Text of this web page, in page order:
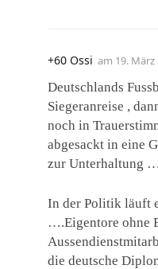
+60 Ossi am 19. März
Deutschlands
Siegeranreise ,
noch in
abgesackt in eine
zur Unterhaltung
In der Politik läuft
….Eigentore ohne
die deutsche